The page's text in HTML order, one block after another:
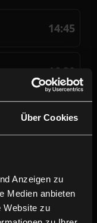
Über Cookies
Anzeigen zu
Medien anbieten
Website zu
14:45
16:30
15:15